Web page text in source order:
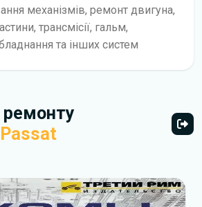
механізмів, ремонт двигуна,
трансмісії, гальм,
та інших систем
ремонту